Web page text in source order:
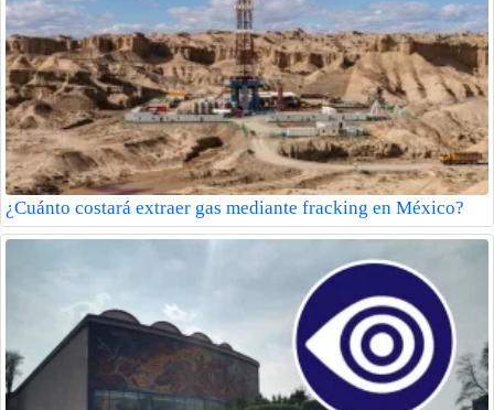
¿Cuánto costará extraer gas mediante fracking en México?